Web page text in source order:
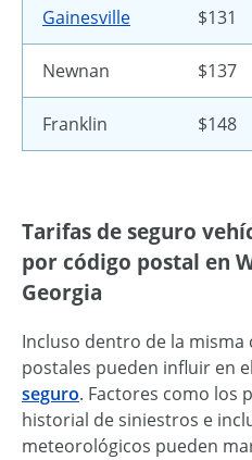
Gainesville $131
Newnan $137
Franklin $148
Tarifas de seguro
por código postal en
Georgia
Incluso dentro de la misma
postales pueden influir en
seguro. Factores como los
historial de siniestros e
meteorológicos pueden